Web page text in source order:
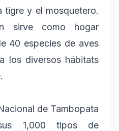
tigre y el mosquetero.
sirve como hogar
40 especies de aves
los diversos hábitats
de Tambopata
1,000 tipos de